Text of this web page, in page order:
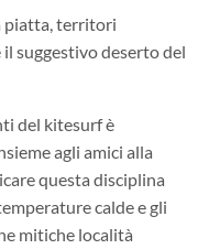
piatta, territori
suggestivo deserto del
del kitesurf è
agli amici alla
questa disciplina
calde e gli
mitiche località